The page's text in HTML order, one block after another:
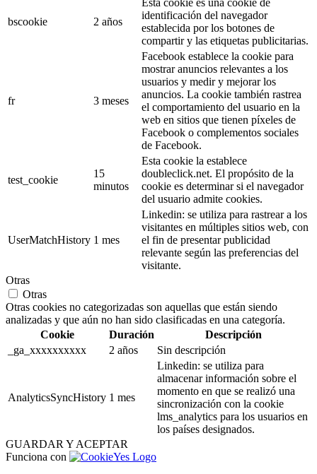
bscookie 2 años
Esta cookie es una cookie de
identificación del navegador
establecida por los botones de
compartir y las etiquetas publicitarias.
fr 3 meses
Facebook establece la cookie para
mostrar anuncios relevantes a los
usuarios y medir y mejorar los
anuncios. La cookie también rastrea
el comportamiento del usuario en la
web en sitios que tienen píxeles de
Facebook o complementos sociales
de Facebook.
test_cookie
15
minutos
Esta cookie la establece
doubleclick.net. El propósito de la
cookie es determinar si el navegador
del usuario admite cookies.
UserMatchHistory 1 mes
Linkedin: se utiliza para rastrear a los
visitantes en múltiples sitios web, con
el fin de presentar publicidad
relevante según las preferencias del
visitante.
Otras
Otras
Otras cookies no categorizadas son aquellas que están siendo
analizadas y que aún no han sido clasificadas en una categoría.
Cookie
Duración
Descripción
_ga_xxxxxxxxxx
2 años Sin descripción
AnalyticsSyncHistory 1 mes
Linkedin: se utiliza para
almacenar información sobre el
momento en que se realizó una
sincronización con la cookie
lms_analytics para los usuarios en
los países designados.
GUARDAR Y ACEPTAR
Funciona con